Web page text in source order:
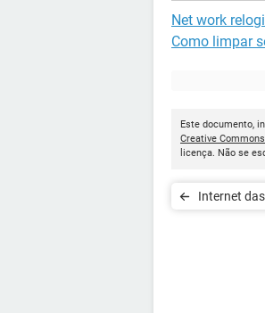
Net work
Como limpar
Este documento,
Creative Commons
licença. Não se
Internet